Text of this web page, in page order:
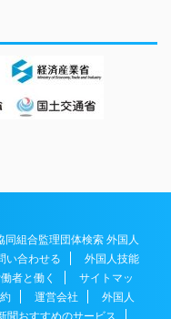
同組合監理団体検索 外国人
い合わせる
外国人技能
者と働く
サイトマッ
運営会社
外国人
聞おすすめのサービス